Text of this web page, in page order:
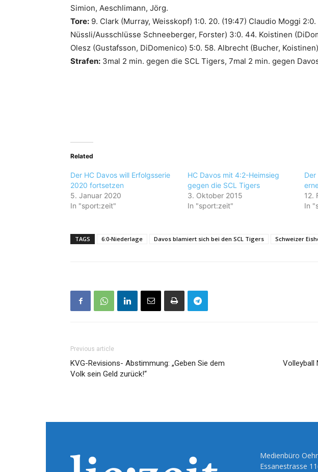
Simion, Aeschlimann, Jörg.
Tore: 9. Clark (Murray, Weisskopf) 1:0. 20. (19:47) Claudio Moggi
Nüssli/Ausschlüsse Schneeberger, Forster) 3:0. 44. Koistinen
Olesz (Gustafsson, DiDomenico) 5:0. 58. Albrecht (Bucher,
Strafen: 3mal 2 min. gegen die SCL Tigers, 7mal 2 min. gegen
Related
Der HC Davos will Erfolgsserie
2020 fortsetzen
5. Januar 2020
In "sport:zeit"
HC Davos mit 4:2-Heimsieg
gegen die SCL Tigers
3. Oktober 2015
In "sport:zeit"
12.
In
TAGS 6:0-Niederlage Davos blamiert sich bei den SCL Tigers Schweizer
Previous article
KVG-Revisions- Abstimmung: „Geben Sie dem
Volk sein Geld zurück!“
Volleyball
Medienbüro
Essanestrasse